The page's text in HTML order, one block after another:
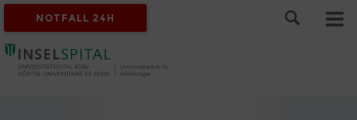
NOTFALL 24H